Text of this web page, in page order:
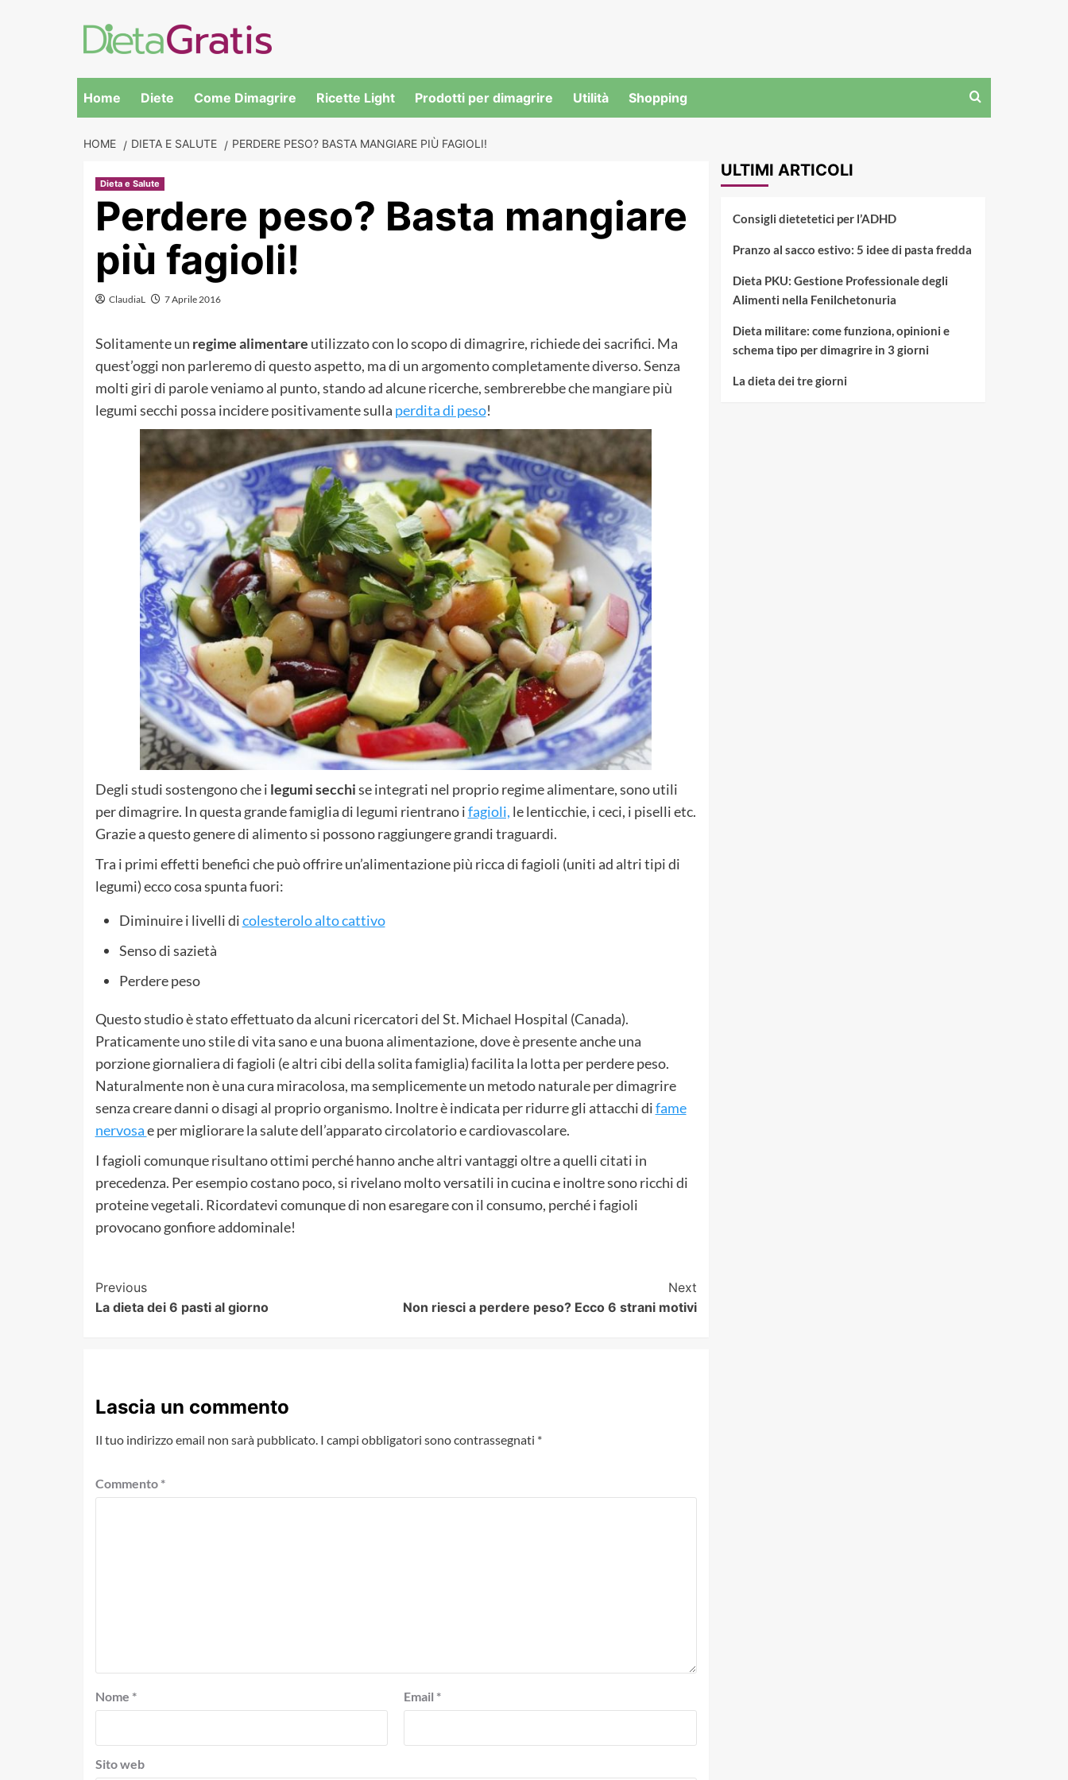
to
content
Home Diete Come Dimagrire Ricette Light Prodotti per dimagrire Utilità Shopping
HOME DIETA E SALUTE PERDERE PESO? BASTA MANGIARE PIÙ FAGIOLI!
Dieta e Salute
Perdere peso? Basta mangiare
più fagioli!
ClaudiaL 7 Aprile 2016
Solitamente un regime alimentare utilizzato con lo scopo di dimagrire, richiede dei sacrifici. Ma
quest’oggi non parleremo di questo aspetto, ma di un argomento completamente diverso. Senza
molti giri di parole veniamo al punto, stando ad alcune ricerche, sembrerebbe che mangiare più
legumi secchi possa incidere positivamente sulla perdita di peso!
Degli studi sostengono che i legumi secchise integrati nel proprio regime alimentare, sono utili
per dimagrire. In questa grande famiglia di legumi rientrano ifagioli, le lenticchie, i ceci, i piselli etc.
Grazie a questo genere di alimento si possono raggiungere grandi traguardi.
Tra i primi effetti benefici che può offrire un’alimentazione più ricca di fagioli (uniti ad altri tipi di
legumi) ecco cosa spunta fuori:
Diminuire i livelli dicolesterolo alto cattivo
Senso di sazietà
Perdere peso
Questo studio è stato effettuato da alcuni ricercatori del St. Michael Hospital (Canada).
Praticamente uno stile di vita sano e una buona alimentazione, dove è presente anche una
porzione giornaliera di fagioli (e altri cibi della solita famiglia) facilita la lotta per perdere peso.
Naturalmente non è una cura miracolosa, ma semplicemente un metodo naturale per dimagrire
senza creare danni o disagi al proprio organismo. Inoltre è indicata per ridurre gli attacchi difame
nervosae per migliorare la salute dell’apparato circolatorio e cardiovascolare.
I fagioli comunque risultano ottimi perché hanno anche altri vantaggi oltre a quelli citati in
precedenza. Per esempio costano poco, si rivelano molto versatili in cucina e inoltre sono ricchi di
proteine vegetali. Ricordatevi comunque di non esaregare con il consumo, perché i fagioli
provocano gonfiore addominale!
Post
Navigation
Previous
La dieta dei 6 pasti al giorno
Next
Non riesci a perdere peso? Ecco 6 strani motivi
Lascia un commento
Il tuo indirizzo email non sarà pubblicato. I campi obbligatori sono contrassegnati *
Commento *
Nome * Email *
Sito web
ULTIMI ARTICOLI
Consigli dietetetici per l’ADHD
Pranzo al sacco estivo: 5 idee di pasta fredda
Dieta PKU: Gestione Professionale degli
Alimenti nella Fenilchetonuria
Dieta militare: come funziona, opinioni e
schema tipo per dimagrire in 3 giorni
La dieta dei tre giorni